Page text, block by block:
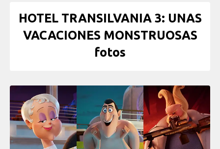
HOTEL TRANSILVANIA 3: UNAS
VACACIONES MONSTRUOSAS
fotos